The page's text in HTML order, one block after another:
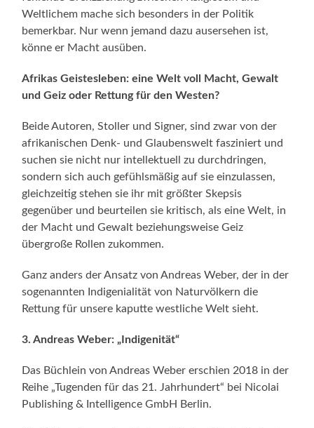
Weltlichem mache sich besonders in der Politik
bemerkbar. Nur wenn jemand dazu ausersehen ist,
könne er Macht ausüben.
Afrikas Geistesleben: eine Welt voll Macht, Gewalt
und Geiz oder Rettung für den Westen?
Beide Autoren, Stoller und Signer, sind zwar von der
afrikanischen Denk- und Glaubenswelt fasziniert und
suchen sie nicht nur intellektuell zu durchdringen,
sondern sich auch gefühlsmäßig auf sie einzulassen,
gleichzeitig stehen sie ihr mit größter Skepsis
gegenüber und beurteilen sie kritisch, als eine Welt, in
der Macht und Gewalt beziehungsweise Geiz
übergroße Rollen zukommen.
Ganz anders der Ansatz von Andreas Weber, der in der
sogenannten Indigenialität von Naturvölkern die
Rettung für unsere kaputte westliche Welt sieht.
3. Andreas Weber: „Indigenität“
Das Büchlein von Andreas Weber erschien 2018 in der
Reihe „Tugenden für das 21. Jahrhundert“ bei Nicolai
Publishing & Intelligence GmbH Berlin.